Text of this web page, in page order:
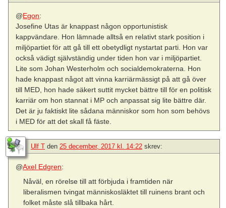
@Egon:
Josefine Utas är knappast någon opportunistisk
kappvändare. Hon lämnade alltså en relativt stark position i
miljöpartiet för att gå till ett obetydligt nystartat parti. Hon var
också vädigt självständig under tiden hon var i miljöpartiet.
Lite som Johan Westerholm och socialdemokraterna. Hon
hade knappast något att vinna karriärmässigt på att gå över
till MED, hon hade säkert suttit mycket bättre till för en politisk
karriär om hon stannat i MP och anpassat sig lite bättre där.
Det är ju faktiskt lite sådana människor som hon som behövs
i MED för att det skall få fäste.
Ulf T den 25 december, 2017 kl. 14:22 skrev:
@Axel Edgren:
Nåväl, en rörelse till att förbjuda i framtiden när
liberalismen tvingat människosläktet till ruinens brant och
folket måste slå tillbaka hårt.